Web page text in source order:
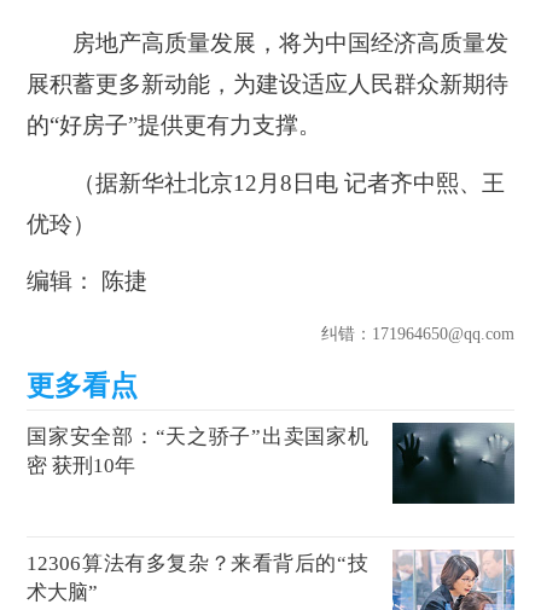
房地产高质量发展，将为中国经济高质量发
展积蓄更多新动能，为建设适应人民群众新期待
的“好房子”提供更有力支撑。
（据新华社北京12月8日电 记者齐中熙、王
优玲）
编辑： 陈捷
纠错：171964650@qq.com
国家安全部：“天之骄子”出卖国家机
密 获刑10年
12306算法有多复杂？来看背后的“技
术大脑”